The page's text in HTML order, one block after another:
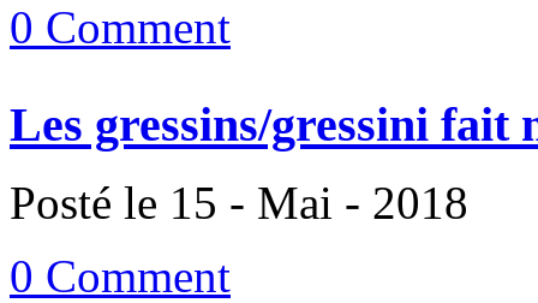
0 Comment
Les gressins/gressini fait
Posté le 15 - Mai - 2018
0 Comment